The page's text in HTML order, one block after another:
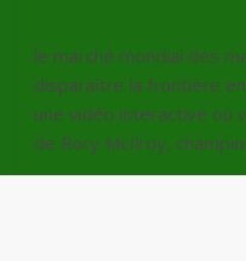
le marché mondial des
disparaître la frontière
une vidéo interactive où
de Rory McIlroy,